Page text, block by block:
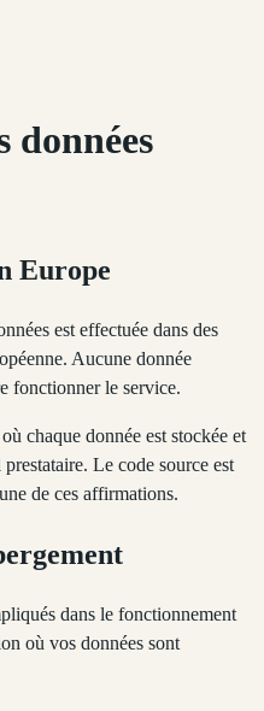
données
Europe
est effectuée dans des
Aucune donnée
fonctionner le service.
chaque donnée est stockée et
Le code source est
de ces affirmations.
dans le fonctionnement
où vos données sont